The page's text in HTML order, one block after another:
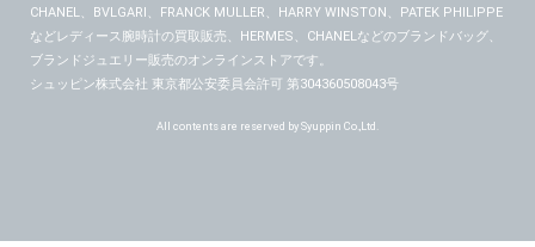
CHANEL、BVLGARI、FRANCK MULLER、HARRY WINSTON、PATEK PHILIPPE
などレディース腕時計の買取販売、HERMES、CHANELなどのブランドバッグ、
ブランドジュエリー販売のオンラインストアです。
シュッピン株式会社 東京都公安委員会許可 第304360508043号
All contents are reserved by Syuppin Co.,Ltd.